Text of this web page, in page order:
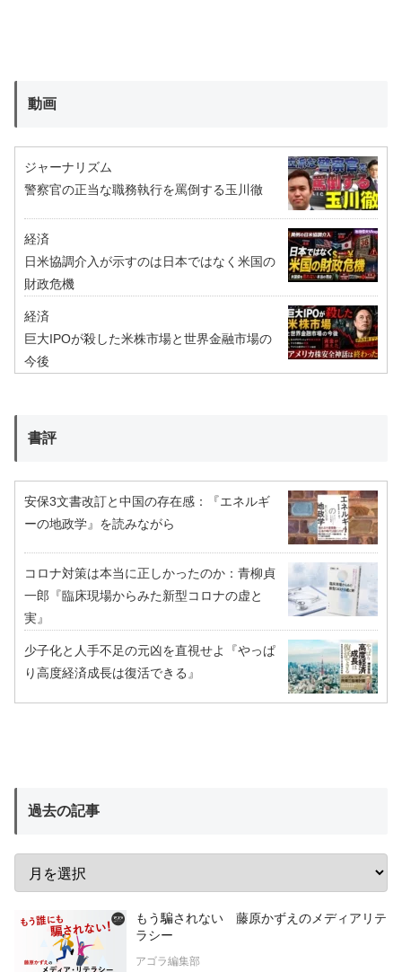
動画
ジャーナリズム
警察官の正当な職務執行を罵倒する玉川徹
経済
日米協調介入が示すのは日本ではなく米国の
財政危機
経済
巨大IPOが殺した米株市場と世界金融市場の
今後
書評
安保3文書改訂と中国の存在感：『エネルギ
ーの地政学』を読みながら
コロナ対策は本当に正しかったのか：青柳貞
一郎『臨床現場からみた新型コロナの虚と
実』
少子化と人手不足の元凶を直視せよ『やっぱ
り高度経済成長は復活できる』
過去の記事
もう騙されない 藤原かずえのメディアリテ
ラシー
アゴラ編集部